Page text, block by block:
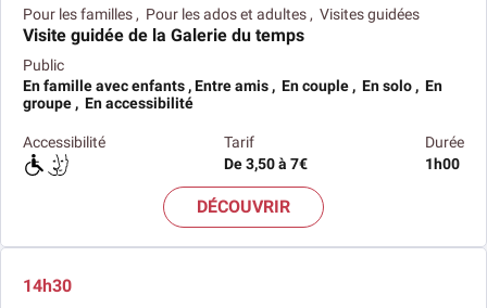
Pour les familles , Pour les ados et adultes , Visites guidées
Visite guidée de la Galerie du temps
Public
En famille avec enfants , Entre amis , En couple , En solo , En
groupe , En accessibilité
Durée
1h00
Tarif
De 3,50 à 7€
Accessibilité
DÉCOUVRIR
14h30